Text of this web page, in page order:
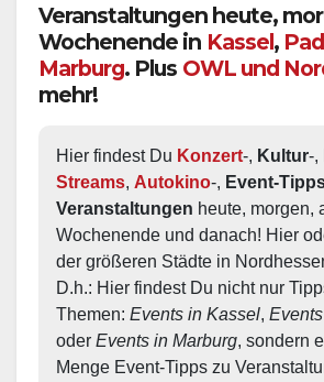
Veranstaltungen heute,
Wochenende in Kassel,
Marburg. Plus OWL und
mehr!
Hier findest Du Konzert-, Kultur-,
Streams, Autokino-, Event-
Veranstaltungen heute, morgen,
Wochenende und danach! Hier
der größeren Städte in
D.h.: Hier findest Du nicht nur
Themen: Events in Kassel,
oder Events in Marburg, sondern
Menge Event-Tipps zu